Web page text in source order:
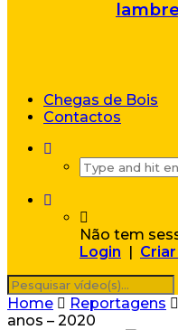
Chegas de Bois
Contactos
Não tem
Login
Home Reportagens
anos – 2020